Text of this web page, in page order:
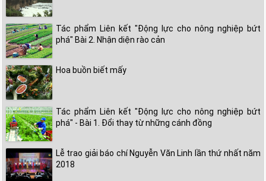
Tác phẩm Liên kết "Động lực cho nông nghiệp bứt
phá" Bài 2. Nhận diện rào cản
Hoa buồn biết mấy
Tác phẩm Liên kết "Động lực cho nông nghiệp bứt
phá" - Bài 1. Đổi thay từ những cánh đồng
Lễ trao giải báo chí Nguyễn Văn Linh lần thứ nhất năm
2018